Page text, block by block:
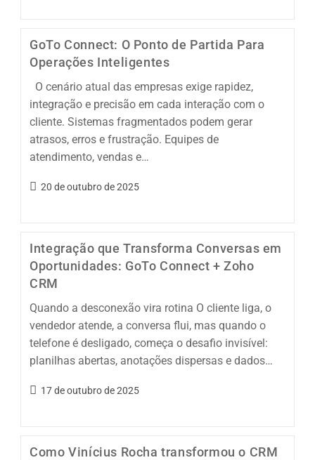
GoTo Connect: O Ponto de Partida Para
Operações Inteligentes
O cenário atual das empresas exige rapidez,
integração e precisão em cada interação com o
cliente. Sistemas fragmentados podem gerar
atrasos, erros e frustração. Equipes de
atendimento, vendas e…
20 de outubro de 2025
Integração que Transforma Conversas em
Oportunidades: GoTo Connect + Zoho
CRM
Quando a desconexão vira rotina O cliente liga, o
vendedor atende, a conversa flui, mas quando o
telefone é desligado, começa o desafio invisível:
planilhas abertas, anotações dispersas e dados…
17 de outubro de 2025
Como Vinícius Rocha transformou o CRM